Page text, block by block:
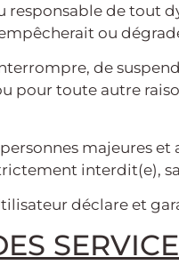
responsable de
ou
de
pour toute autre
majeures
interdit(e),
déclare et